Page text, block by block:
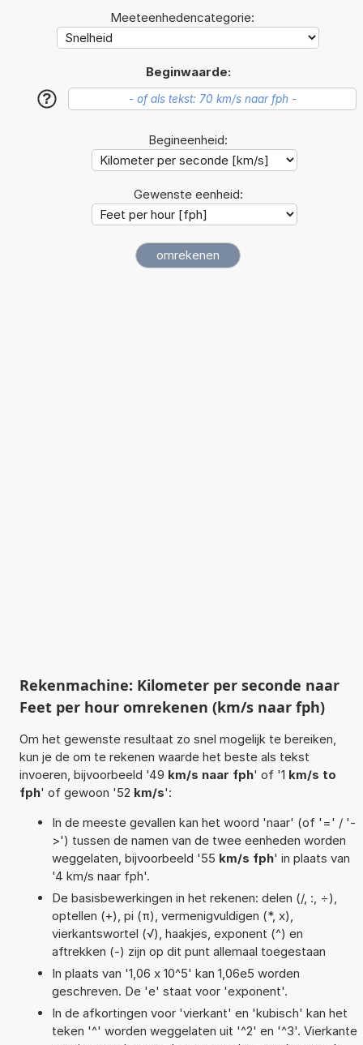
Meeteenhedencategorie:
Beginwaarde:
?
Begineenheid:
Gewenste eenheid:
Rekenmachine: Kilometer per seconde naar
Feet per hour omrekenen (km/s naar fph)
Om het gewenste resultaat zo snel mogelijk te bereiken,
kun je de om te rekenen waarde het beste als tekst
invoeren, bijvoorbeeld '49 km/s naar fph' of '1 km/s to
fph' of gewoon '52 km/s':
In de meeste gevallen kan het woord 'naar' (of '=' / '-
>') tussen de namen van de twee eenheden worden
weggelaten, bijvoorbeeld '55 km/s fph' in plaats van
'4 km/s naar fph'.
De basisbewerkingen in het rekenen: delen (/, :, ÷),
optellen (+), pi (π), vermenigvuldigen (*, x),
vierkantswortel (√), haakjes, exponent (^) en
aftrekken (-) zijn op dit punt allemaal toegestaan
In plaats van '1,06 x 10^5' kan 1,06e5 worden
geschreven. De 'e' staat voor 'exponent'.
In de afkortingen voor 'vierkant' en 'kubisch' kan het
teken '^' worden weggelaten uit '^2' en '^3'. Vierkante